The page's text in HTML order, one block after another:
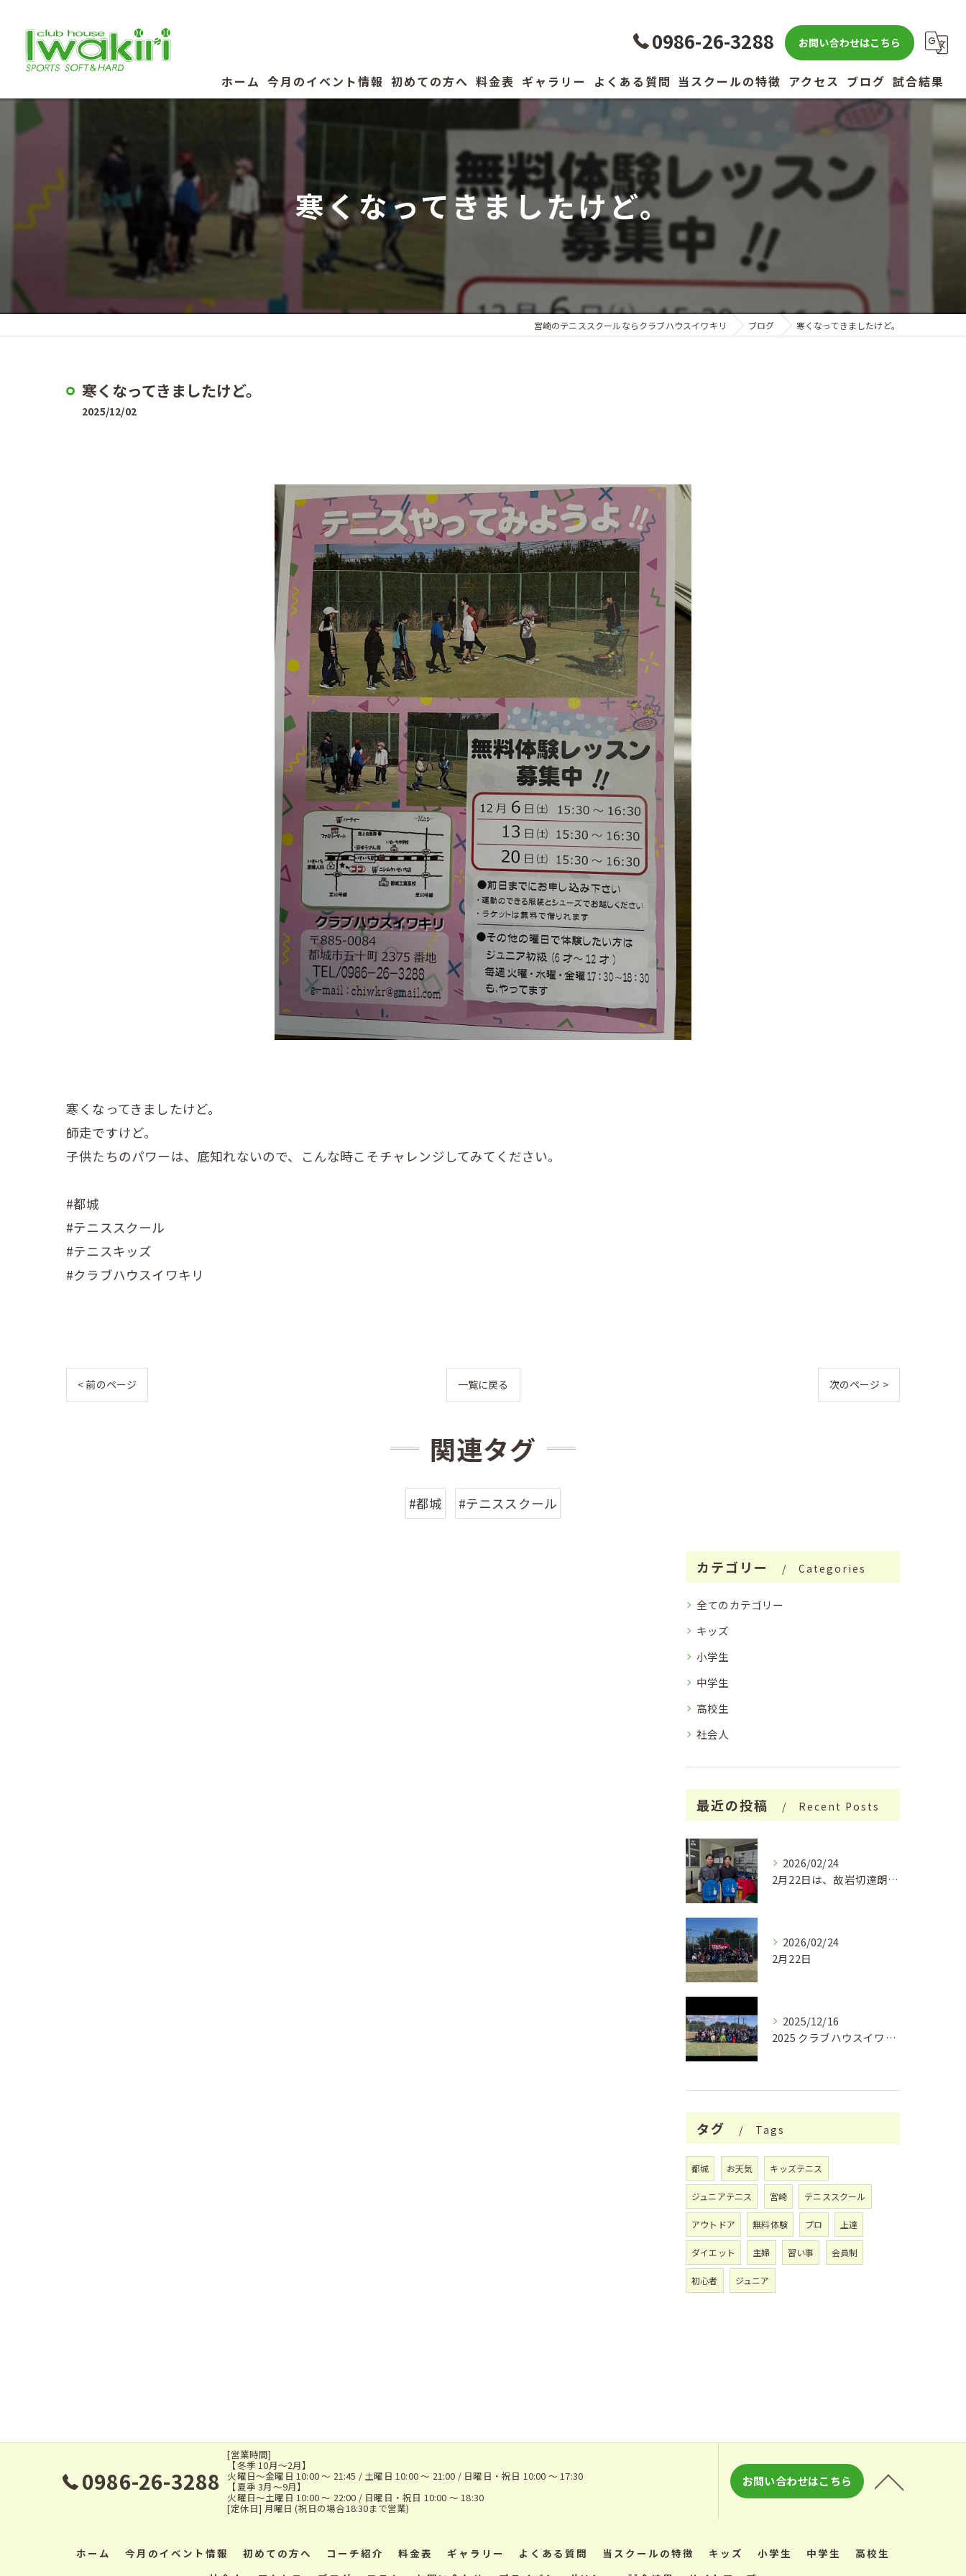
0986-26-3288 お問い合わせはこちら
ホーム 今月のイベント情報 初めての方へ
コーチ紹介
料金表 ギャラリー よくある質問 当スクールの特徴
中学生
高校生
社会人
アクセス ブログ 試合結果
寒くなってきましたけど。
宮崎のテニススクールならクラブハウスイワキリ ブログ 寒くなってきましたけど。
寒くなってきましたけど。
2025/12/02
寒くなってきましたけど。
師走ですけど。
子供たちのパワーは、底知れないので、こんな時こそチャレンジしてみてください。
#都城
#テニススクール
#テニスキッズ
#クラブハウスイワキリ
< 前のページ 一覧に戻る 次のページ >
関連タグ
#都城 #テニススクール
カテゴリー Categories
全てのカテゴリー
キッズ
小学生
中学生
高校生
社会人
最近の投稿 Recent Posts
2026/02/24
2月22日は、故岩切達朗さんのお誕生日で、今年はちょうどこの...
2026/02/24
2月22日
2025/12/16
2025 クラブハウスイワキリ クリスマスフェス🎄
タグ Tags
都城 お天気 キッズテニス
ジュニアテニス 宮崎 テニススクール
アウトドア 無料体験 プロ 上達
ダイエット 主婦 習い事 会員制
初心者 ジュニア
0986-26-3288
[営業時間]
【冬季 10月～2月】
火曜日～金曜日 10:00 ～ 21:45 / 土曜日 10:00 ～ 21:00 / 日曜日・祝日 10:00 ～ 17:30
【夏季 3月～9月】
火曜日～土曜日 10:00 ～ 22:00 / 日曜日・祝日 10:00 ～ 18:30
[定休日] 月曜日 (祝日の場合18:30まで営業)
お問い合わせはこちら
ホーム 今月のイベント情報 初めての方へ コーチ紹介 料金表 ギャラリー よくある質問 当スクールの特徴 キッズ 小学生 中学生
高校生